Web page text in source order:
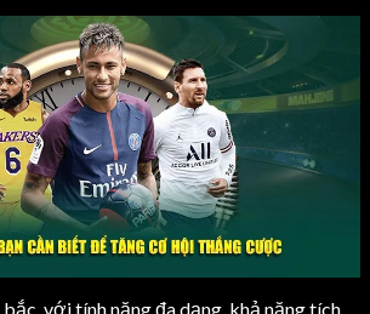
với tính năng đa dạng, khả năng tích